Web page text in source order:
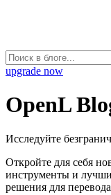
upgrade now
OpenL
Исследуйте
Откройте для себя
инструменты и
решения для